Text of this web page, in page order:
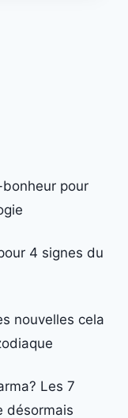
pour
4 signes du
nouvelles cela
Les 7
désormais